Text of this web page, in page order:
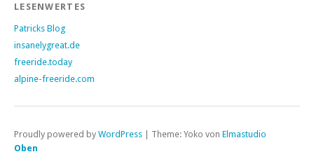
LESENWERTES
Patricks Blog
insanelygreat.de
freeride.today
alpine-freeride.com
Proudly powered by WordPress Theme: Yoko von Elmastudio
Oben